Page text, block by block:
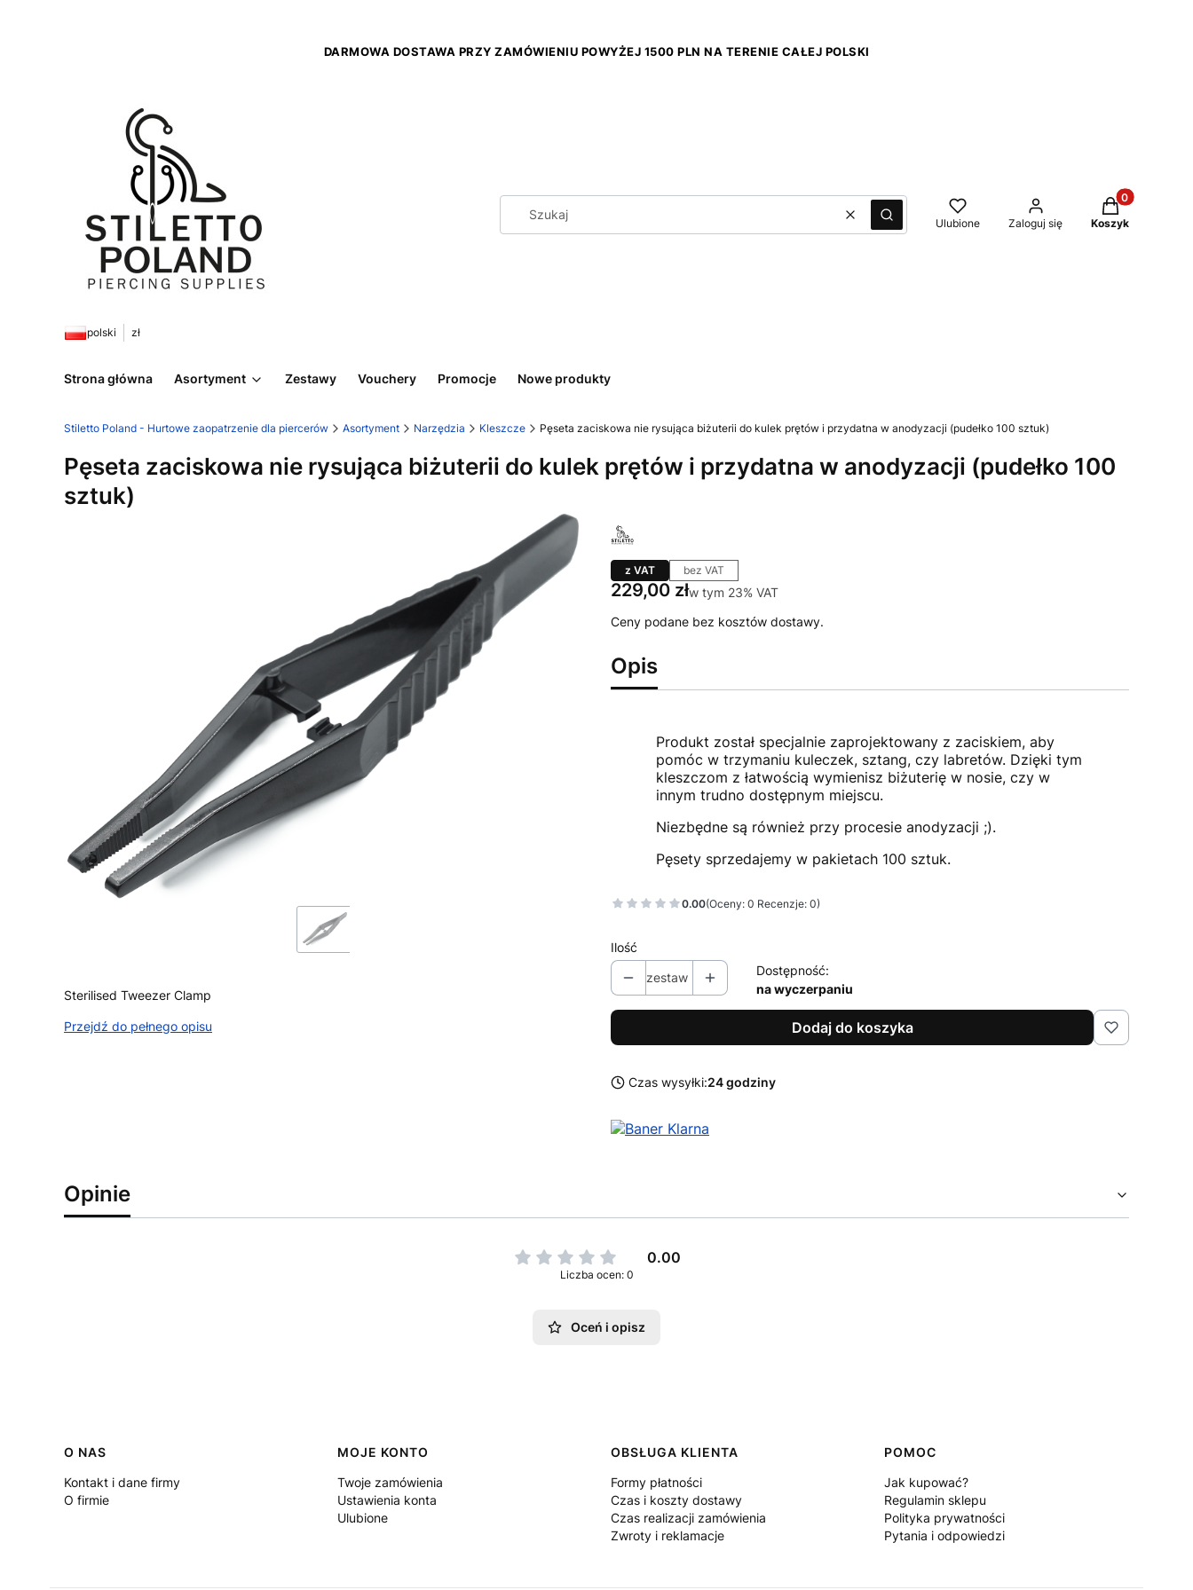
DARMOWA DOSTAWA PRZY ZAMÓWIENIU POWYŻEJ 1500 PLN NA TERENIE CAŁEJ POLSKI
polski zł
WyczyśćSzukaj Ulubione Zaloguj się
Produkty w
Koszyk
Strona główna Asortyment Zestawy Vouchery Promocje Nowe produkty
Stiletto Poland - Hurtowe zaopatrzenie dla piercerów Asortyment Narzędzia Kleszcze Pęseta zaciskowa nie rysująca biżuterii do kulek prętów i przydatna w anodyzacji (pudełko 100 sztuk)
Pęseta zaciskowa nie rysująca biżuterii do kulek prętów i przydatna w anodyzacji (pudełko 100
sztuk)
Sterilised Tweezer Clamp
Przejdź do pełnego opisu
z VAT bez VAT
Cena
229,00 złw tym 23% VAT
w tym 23% VAT
Ceny podane bez kosztów dostawy.
Opis
Produkt został specjalnie zaprojektowany z zaciskiem, aby
pomóc w trzymaniu kuleczek, sztang, czy labretów. Dzięki tym
kleszczom z łatwością wymienisz biżuterię w nosie, czy w
innym trudno dostępnym miejscu.
Niezbędne są również przy procesie anodyzacji ;).
Pęsety sprzedajemy w pakietach 100 sztuk.
0.00(Oceny: 0 Recenzje: 0)
Ilość
zestaw
Dostępność:
na wyczerpaniu
Dodaj do koszyka
Czas wysyłki:24 godziny
Opinie
0.00
Liczba ocen: 0
Oceń i opisz
Linki w stopce
O NAS
Kontakt i dane firmy
O firmie
MOJE KONTO
Twoje zamówienia
Ustawienia konta
Ulubione
OBSŁUGA KLIENTA
Formy płatności
Czas i koszty dostawy
Czas realizacji zamówienia
Zwroty i reklamacje
POMOC
Jak kupować?
Regulamin sklepu
Polityka prywatności
Pytania i odpowiedzi